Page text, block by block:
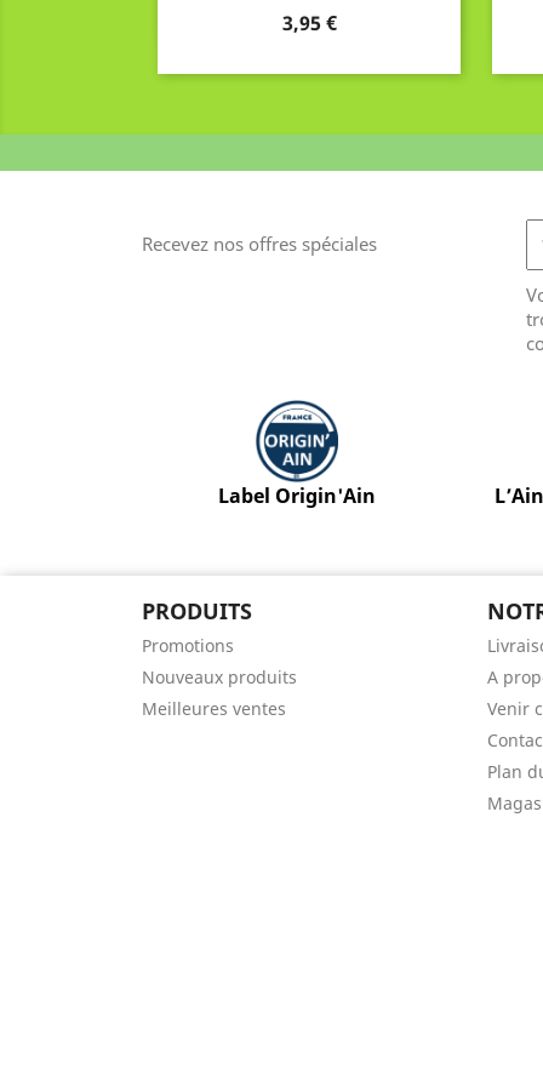
Prix
3,95 €
Recevez nos offres spéciales
Label Origin'Ain
PRODUITS
Promotions
Nouveaux produits
Meilleures ventes
A
Venir
Plan